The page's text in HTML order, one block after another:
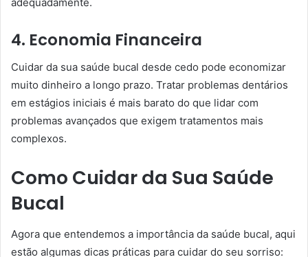
4. Economia Financeira
Cuidar da sua saúde bucal desde cedo pode economizar
muito dinheiro a longo prazo. Tratar problemas dentários
em estágios iniciais é mais barato do que lidar com
problemas avançados que exigem tratamentos mais
complexos.
Como Cuidar da Sua Saúde
Bucal
Agora que entendemos a importância da saúde bucal, aqui
estão algumas dicas práticas para cuidar do seu sorriso: